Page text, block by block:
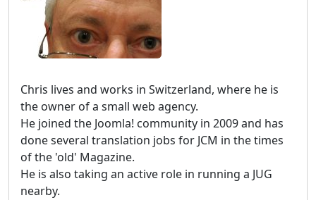
Chris lives and works in Switzerland, where he is
the owner of a small web agency.
He joined the Joomla! community in 2009 and has
done several translation jobs for JCM in the times
of the 'old' Magazine.
He is also taking an active role in running a JUG
nearby.